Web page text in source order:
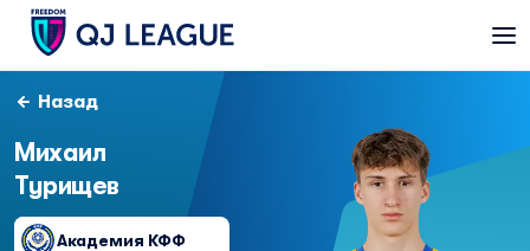
Назад
Михаил
Турищев
Академия КФФ